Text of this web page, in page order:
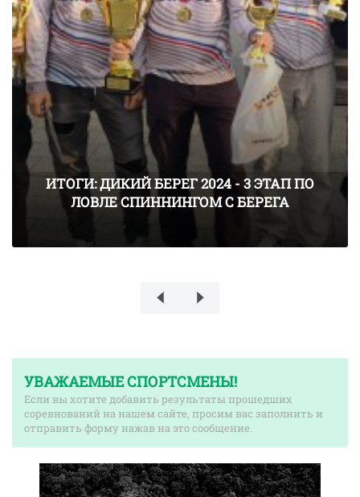
ИТОГИ: ДИКИЙ БЕРЕГ 2024 - 3 ЭТАП ПО
ЛОВЛЕ СПИННИНГОМ С БЕРЕГА
УВАЖАЕМЫЕ СПОРТСМЕНЫ!
Если вы хотите добавить результаты прошедших
соревнований на нашем сайте, просим вас заполнить и
отправить форму нажав на это сообщение.